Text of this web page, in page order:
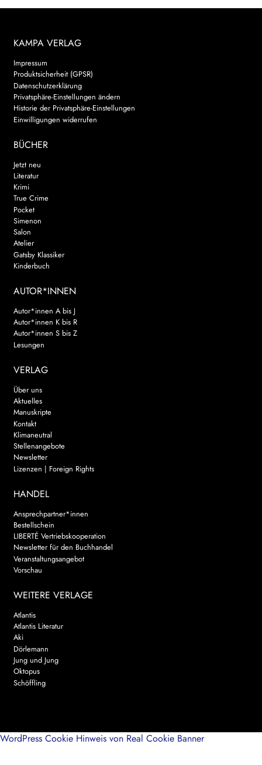
KAMPA VERLAG
Impressum
Produktsicherheit (GPSR)
Datenschutzerklärung
Privatsphäre-Einstellungen ändern
Historie der Privatsphäre-Einstellungen
Einwilligungen widerrufen
BÜCHER
Jetzt neu
Literatur
Krimi
True Crime
Pocket
Simenon
Salon
Atelier
Gatsby Klassiker
Kinderbuch
AUTOR*INNEN
Autor*innen A bis J
Autor*innen K bis R
Autor*innen S bis Z
Lesungen
VERLAG
Über uns
Aktuelles
Manuskripte
Kontakt
Klimaneutral
Stellenangebote
Newsletter
Lizenzen | Foreign Rights
HANDEL
Ansprechpartner*innen
Bestellschein
LIBERTÉ Vertriebskooperation
Newsletter für den Buchhandel
Veranstaltungsangebot
Vorschau
WEITERE VERLAGE
Atlantis
Atlantis Literatur
Aki
Dörlemann
Jung und Jung
Oktopus
Schöffling
WordPress Cookie Hinweis von Real Cookie Banner